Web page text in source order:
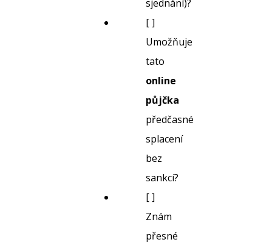
sjednání)?
[ ]
Umožňuje
tato
online
půjčka
předčasné
splacení
bez
sankcí?
[ ]
Znám
přesné